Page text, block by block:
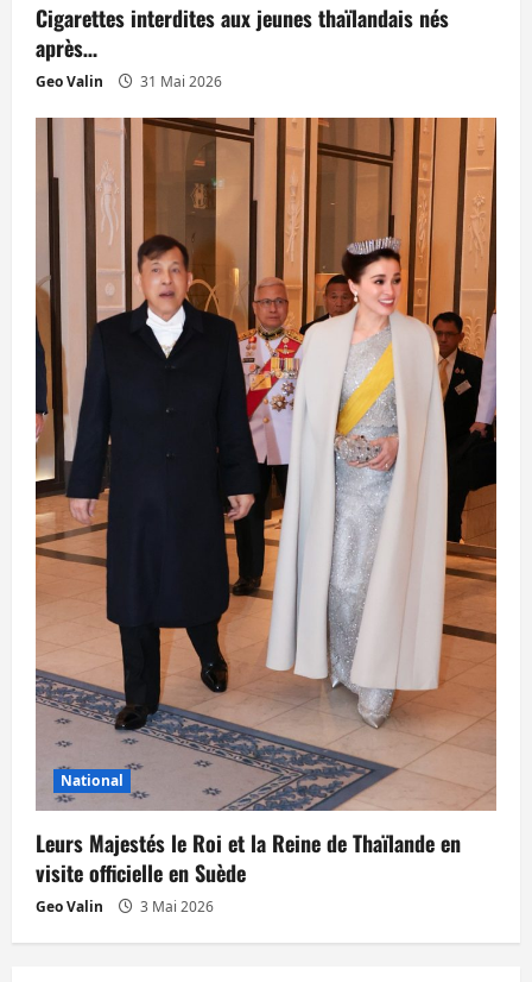
Cigarettes interdites aux jeunes thaïlandais nés
après…
Geo Valin 31 Mai 2026
National
Leurs Majestés le Roi et la Reine de Thaïlande en
visite officielle en Suède
Geo Valin 3 Mai 2026